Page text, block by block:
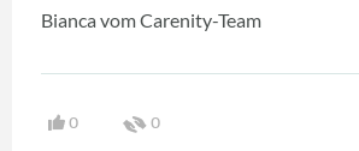
Bianca vom Carenity-Team
0 0